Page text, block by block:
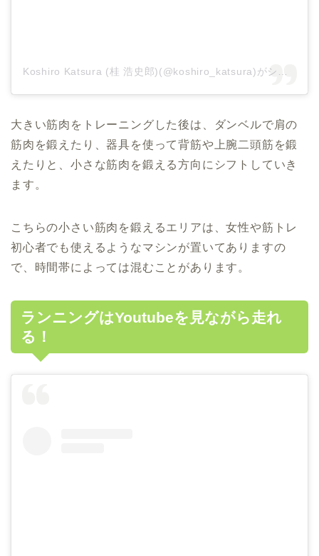
大きい筋肉をトレーニングした後は、ダンベルで肩の
筋肉を鍛えたり、器具を使って背筋や上腕二頭筋を鍛
えたりと、小さな筋肉を鍛える方向にシフトしていき
ます。
こちらの小さい筋肉を鍛えるエリアは、女性や筋トレ
初心者でも使えるようなマシンが置いてありますの
で、時間帯によっては混むことがあります。
ランニングはYoutubeを見ながら走れ
る！